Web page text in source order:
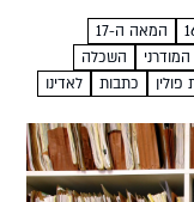
אציל...
המאה ה-17
השכלה
פולין כתבות
לאדינו